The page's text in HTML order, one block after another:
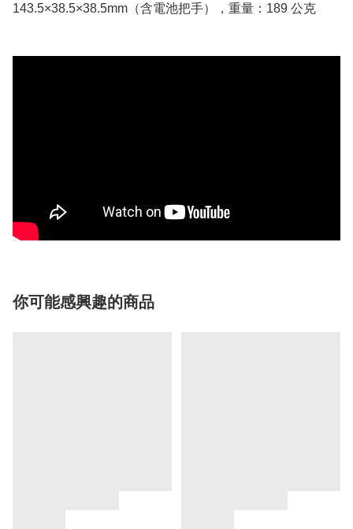
143.5×38.5×38.5mm（含電池把手），重量：189 公克
你可能感興趣的商品